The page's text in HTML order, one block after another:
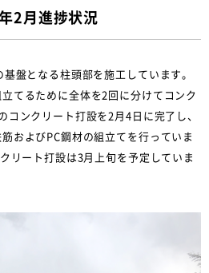
2月進捗状況
盤となる柱頭部を施工しています。
てるために全体を2回に分けてコンク
コンクリート打設を2月4日に完了し、
およびPC鋼材の組立てを行っていま
リート打設は3月上旬を予定していま